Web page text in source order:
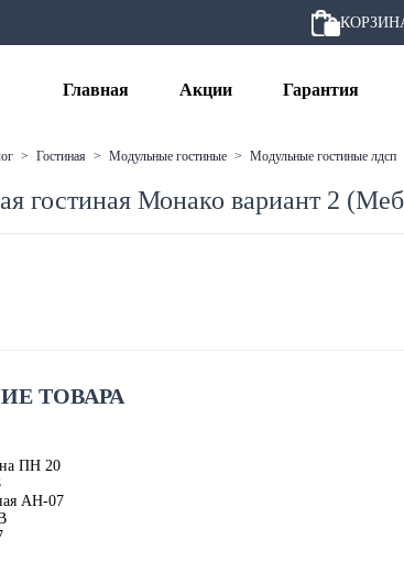
Главная Акции Гарантия
> гостиная > модульные гостиные > модульные гостиные лдсп
гостиная Монако вариант 2
ТОВАРА
ПН 20
АН-07